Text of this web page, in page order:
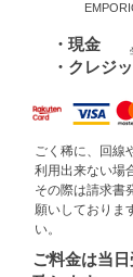
​・現金
・クレジ
ごく稀に、回線
利用出来ない場
その際は請求書
願いしておりま
い。
ご料金は当